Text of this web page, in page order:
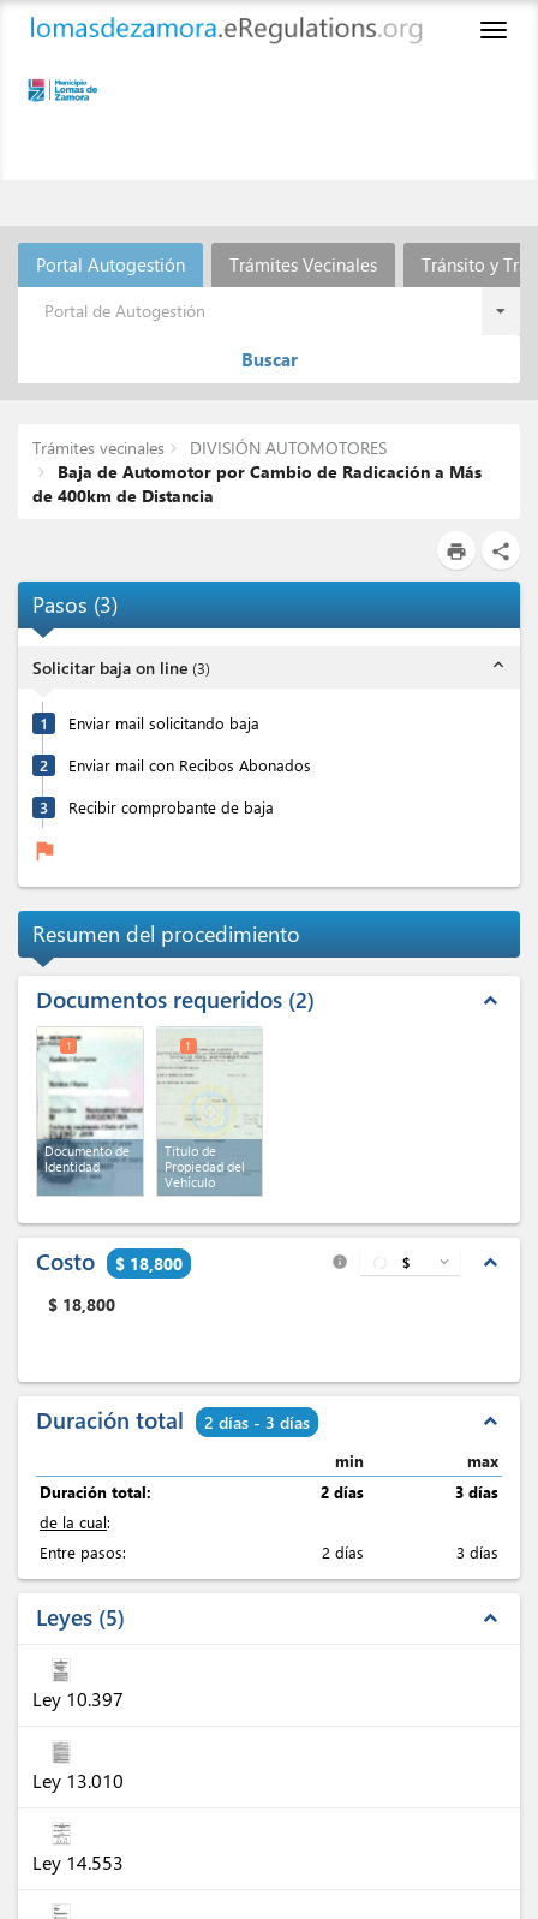
Portal Autogestión Trámites Vecinales Tránsito y
Portal de Autogestión
Buscar
Trámites vecinales
DIVISIÓN AUTOMOTORES
Baja de Automotor por Cambio de Radicación a Más
de 400km de Distancia
print share
Pasos (3)
Solicitar baja on line (3) expand_less
1 Enviar mail solicitando baja
2 Enviar mail con Recibos Abonados
3 Recibir comprobante de baja
flag
Resumen del procedimiento
Documentos requeridos 2 expand_less
Documento de
Identidad
1
Titulo de
Propiedad del
Vehículo
1
Costo $ 18,800 expand_less
info $ expand_more
$ 18,800
Duración total 2 días - 3 días expand_less
min
max
Duración total:
2 días
3 días
de la cual:
Entre pasos:
2 días 3 días
Leyes 5 expand_less
Ley 10.397
Ley 13.010
Ley 14.553